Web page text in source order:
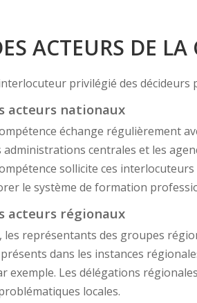
ACTEURS DE
privilégié des
acteurs nationaux
échange régulièrement
centrales et les
sollicite ces
le système de formation
acteurs régionaux
les représentants des groupes
dans les instances
exemple. Les délégations
locales.